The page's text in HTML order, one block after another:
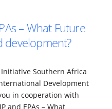
– What Future
development?
Initiative Southern Africa
Development
in cooperation with
and EPAs – What